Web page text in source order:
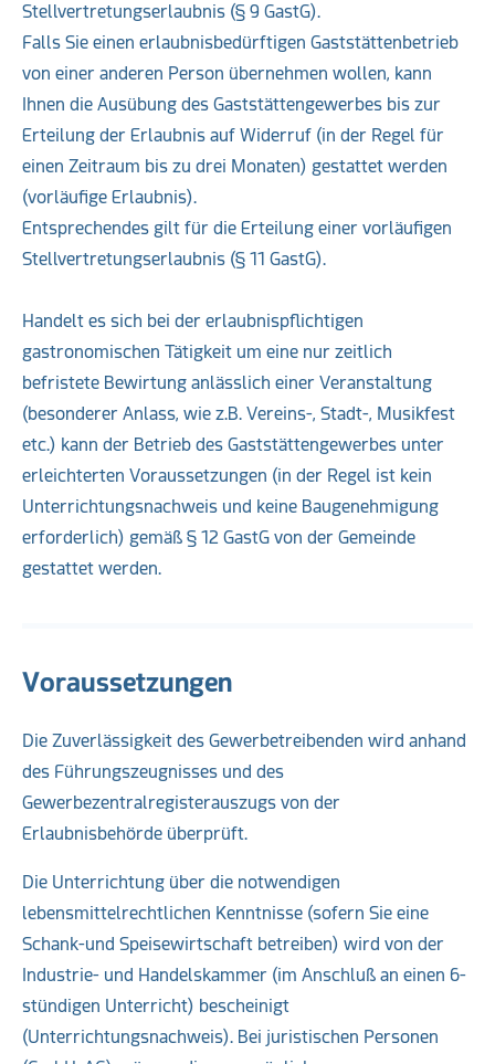
Stellvertretungserlaubnis (§ 9 GastG).
Falls Sie einen erlaubnisbedürftigen Gaststättenbetrieb
von einer anderen Person übernehmen wollen, kann
Ihnen die Ausübung des Gaststättengewerbes bis zur
Erteilung der Erlaubnis auf Widerruf (in der Regel für
einen Zeitraum bis zu drei Monaten) gestattet werden
(vorläufige Erlaubnis).
Entsprechendes gilt für die Erteilung einer vorläufigen
Stellvertretungserlaubnis (§ 11 GastG).
Handelt es sich bei der erlaubnispflichtigen
gastronomischen Tätigkeit um eine nur zeitlich
befristete Bewirtung anlässlich einer Veranstaltung
(besonderer Anlass, wie z.B. Vereins-, Stadt-, Musikfest
etc.) kann der Betrieb des Gaststättengewerbes unter
erleichterten Voraussetzungen (in der Regel ist kein
Unterrichtungsnachweis und keine Baugenehmigung
erforderlich) gemäß § 12 GastG von der Gemeinde
gestattet werden.
Voraussetzungen
Die Zuverlässigkeit des Gewerbetreibenden wird anhand
des Führungszeugnisses und des
Gewerbezentralregisterauszugs von der
Erlaubnisbehörde überprüft.
Die Unterrichtung über die notwendigen
lebensmittelrechtlichen Kenntnisse (sofern Sie eine
Schank-und Speisewirtschaft betreiben) wird von der
Industrie- und Handelskammer (im Anschluß an einen 6-
stündigen Unterricht) bescheinigt
(Unterrichtungsnachweis). Bei juristischen Personen